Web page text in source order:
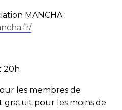
MANCHA :
20h
les membres de
gratuit pour les moins de